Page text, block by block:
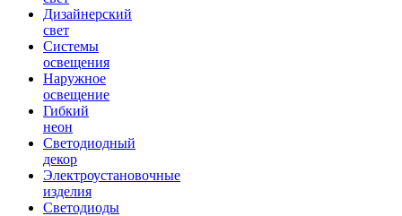
Дизайнерский
свет
Системы
освещения
Наружное
освещение
Гибкий
неон
Светодиодный
декор
Электроустановочные
изделия
Светодиоды